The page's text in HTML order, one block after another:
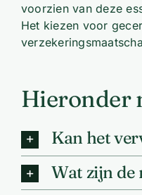
voorzien van deze
Het kiezen voor
Hieronder
Kan het
Wat zijn de